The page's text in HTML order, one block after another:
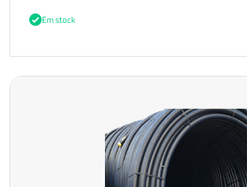
Em stock